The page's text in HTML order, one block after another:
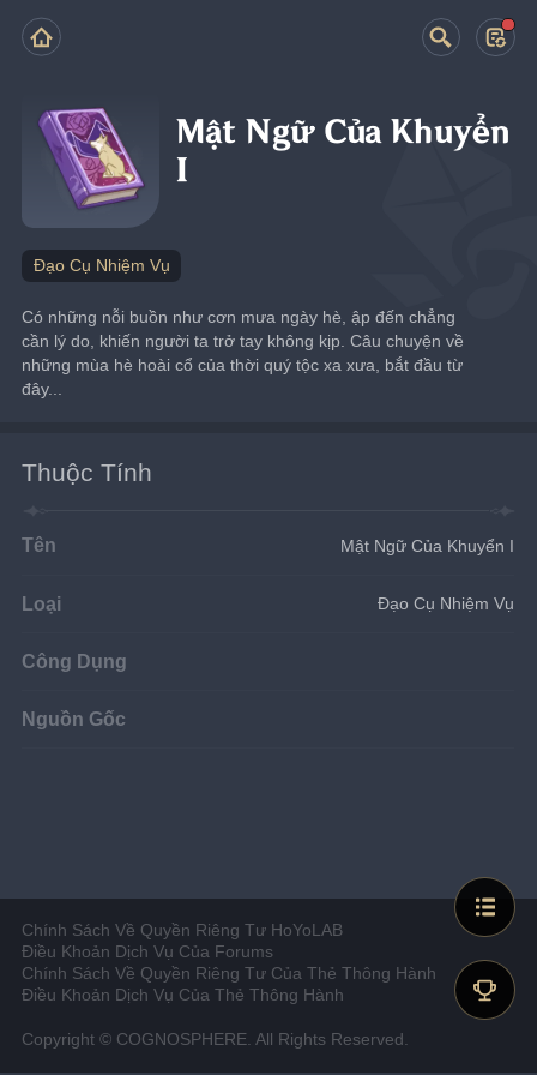
Mật Ngữ Của Khuyển
I
Đạo Cụ Nhiệm Vụ
Có những nỗi buồn như cơn mưa ngày hè, ập đến chẳng
cần lý do, khiến người ta trở tay không kịp. Câu chuyện về
những mùa hè hoài cổ của thời quý tộc xa xưa, bắt đầu từ
đây...
Thuộc Tính
Tên Mật Ngữ Của Khuyển I
Loại Đạo Cụ Nhiệm Vụ
Công Dụng
Nguồn Gốc
Chính Sách Về Quyền Riêng Tư HoYoLAB
Điều Khoản Dịch Vụ Của Forums
Chính Sách Về Quyền Riêng Tư Của Thẻ Thông Hành
Điều Khoản Dịch Vụ Của Thẻ Thông Hành
Copyright © COGNOSPHERE. All Rights Reserved.